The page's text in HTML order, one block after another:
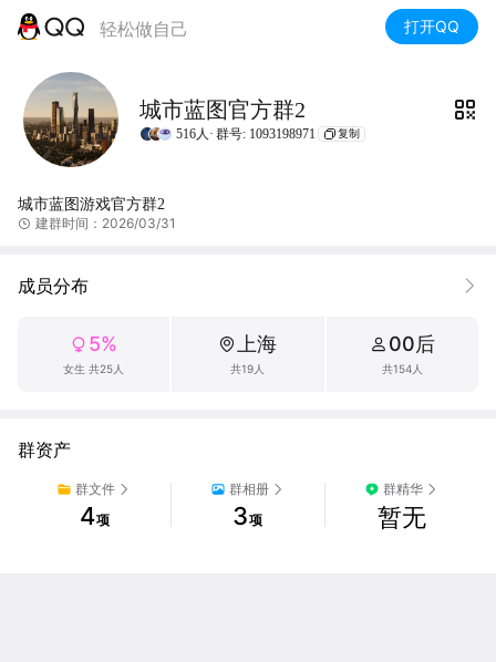
轻松做自己 打开QQ
城市蓝图官方群2
516人· 群号: 1093198971 复制
城市蓝图游戏官方群2
建群时间：2026/03/31
成员分布
5%
女生 共25人
上海
共19人
00后
共154人
群资产
群文件
4项
群相册
3项
群精华
暂无